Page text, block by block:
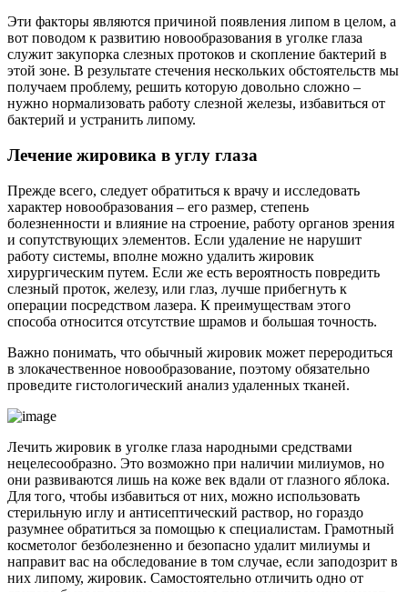
Эти факторы являются причиной появления липом в целом, а
вот поводом к развитию новообразования в уголке глаза
служит закупорка слезных протоков и скопление бактерий в
этой зоне. В результате стечения нескольких обстоятельств мы
получаем проблему, решить которую довольно сложно –
нужно нормализовать работу слезной железы, избавиться от
бактерий и устранить липому.
Лечение жировика в углу глаза
Прежде всего, следует обратиться к врачу и исследовать
характер новообразования – его размер, степень
болезненности и влияние на строение, работу органов зрения
и сопутствующих элементов. Если удаление не нарушит
работу системы, вполне можно удалить жировик
хирургическим путем. Если же есть вероятность повредить
слезный проток, железу, или глаз, лучше прибегнуть к
операции посредством лазера. К преимуществам этого
способа относится отсутствие шрамов и большая точность.
Важно понимать, что обычный жировик может переродиться
в злокачественное новообразование, поэтому обязательно
проведите гистологический анализ удаленных тканей.
Лечить жировик в уголке глаза народными средствами
нецелесообразно. Это возможно при наличии милиумов, но
они развиваются лишь на коже век вдали от глазного яблока.
Для того, чтобы избавиться от них, можно использовать
стерильную иглу и антисептический раствор, но гораздо
разумнее обратиться за помощью к специалистам. Грамотный
косметолог безболезненно и безопасно удалит милиумы и
направит вас на обследование в том случае, если заподозрит в
них липому, жировик. Самостоятельно отличить одно от